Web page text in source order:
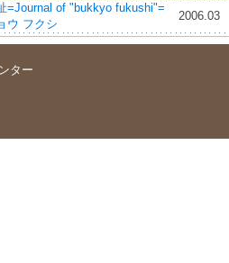
=Journal of "bukkyo fukushi"=
ウ フクシ
2006.03
ター